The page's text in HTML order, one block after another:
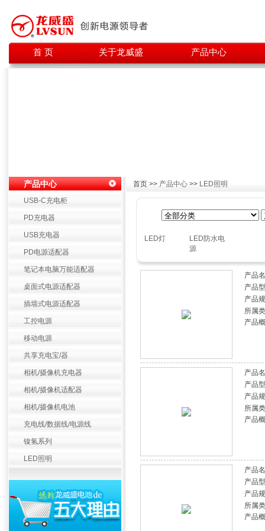
首 页 关于龙威盛 产品中心
产品中心
USB-C充电柜
PD充电器
USB充电器
PD电源适配器
笔记本电脑万能适配器
桌面式电源适配器
插墙式电源适配器
工控电源
移动电源
共享充电宝/器
相机/摄像机充电器
相机/摄像机适配器
相机/摄像机电池
充电线/数据线/电源线
镍氢系列
LED照明
首页 >> 产品中心 >> LED照明
LED灯
LED防水电
源
产品
产品
产品
所属
产品
产品
产品
产品
所属
产品
产品
产品
产品
所属
产品